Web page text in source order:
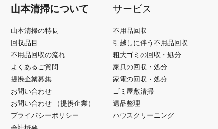
山本清掃について
山本清掃の特長
回収品目
不用品回収の流れ
よくあるご質問
提携企業募集
お問い合わせ
お問い合わせ （提携企業）
プライバシーポリシー
サービス
不用品回収
引越しに伴う不用品回収
粗大ゴミの回収・処分
家具の回収・処分
家電の回収・処分
ゴミ屋敷清掃
遺品整理
ハウスクリーニング